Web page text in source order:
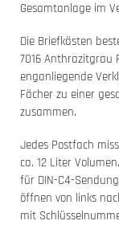
Gesamtanlage im
Die Briefkästen
7016 Anthrazitgrau
enganliegende
Fächer zu einer
zusammen.
Jedes Postfach
ca. 12 Liter
für DIN-C4-
öffnen von links
mit